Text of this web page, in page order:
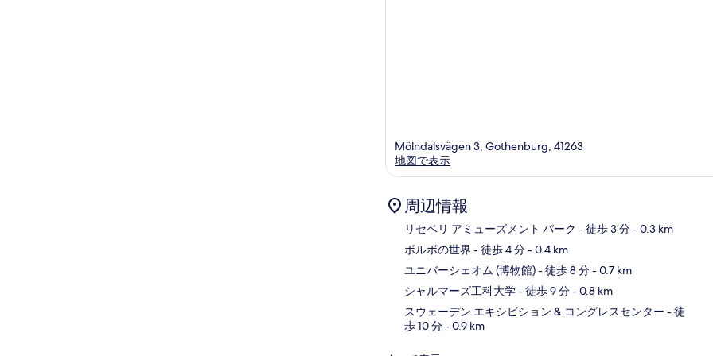
Mölndalsvägen 3, Gothenburg, 41263
地図で表示
周辺情報
リセベリ アミューズメント パーク - 徒歩 3 分- 0.3 km
ボルボの世界 - 徒歩 4 分- 0.4 km
ユニバーシェオム (博物館)- 徒歩 8 分- 0.7 km
シャルマーズ工科大学- 徒歩 9 分- 0.8 km
スウェーデン エキシビション & コングレスセンター - 徒
歩 10 分- 0.9 km